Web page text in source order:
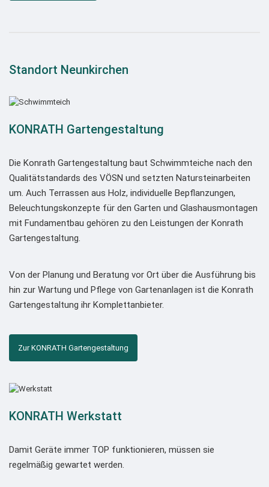
Standort Neunkirchen
KONRATH Gartengestaltung
Die Konrath Gartengestaltung baut Schwimmteiche nach den
Qualitätstandards des VÖSN und setzten Natursteinarbeiten
um. Auch Terrassen aus Holz, individuelle Bepflanzungen,
Beleuchtungskonzepte für den Garten und Glashausmontagen
mit Fundamentbau gehören zu den Leistungen der Konrath
Gartengestaltung.
Von der Planung und Beratung vor Ort über die Ausführung bis
hin zur Wartung und Pflege von Gartenanlagen ist die Konrath
Gartengestaltung ihr Komplettanbieter.
Zur KONRATH Gartengestaltung
KONRATH Werkstatt
Damit Geräte immer TOP funktionieren, müssen sie
regelmäßig gewartet werden.